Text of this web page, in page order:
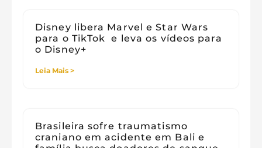
Disney libera Marvel e Star Wars
para o TikTok e leva os vídeos para
o Disney+
Leia Mais >
Brasileira sofre traumatismo
craniano em acidente em Bali e